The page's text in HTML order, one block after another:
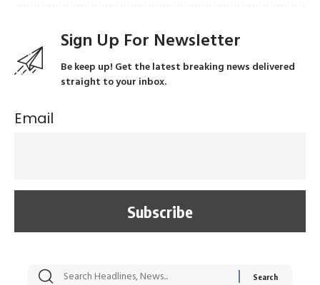
Sign Up For Newsletter
Be keep up! Get the latest breaking news delivered
straight to your inbox.
Email
सट्टेबाजी में अरेस्ट हुए
रोज एक कच्चे लहसुन